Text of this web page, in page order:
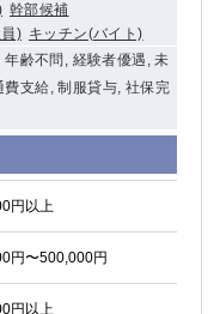
幹部候補
) キッチン(バイト)
齢不問, 経験者優遇, 未
支給, 制服貸与, 社保完
円以上
円〜500,000円
円以上
・福生エリア
口／東口）
）
「赤羽駅」から徒歩2分 ②東
新宿
)
）